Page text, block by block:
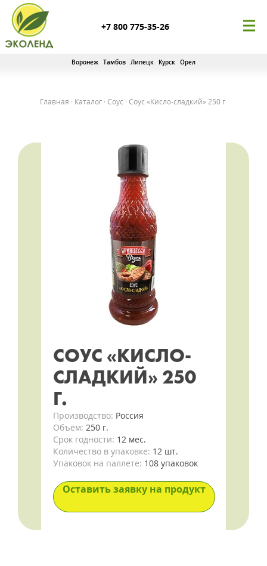
+7 800 775-35-26
Воронеж Тамбов Липецк Курск Орел
Главная · Каталог · Соус · Соус «Кисло-сладкий» 250 г.
СОУС «КИСЛО-
СЛАДКИЙ» 250
Г.
Производство: Россия
Объём: 250 г.
Срок годности: 12 мес.
Количество в упаковке: 12 шт.
Упаковок на паллете: 108 упаковок
Оставить заявку на продукт